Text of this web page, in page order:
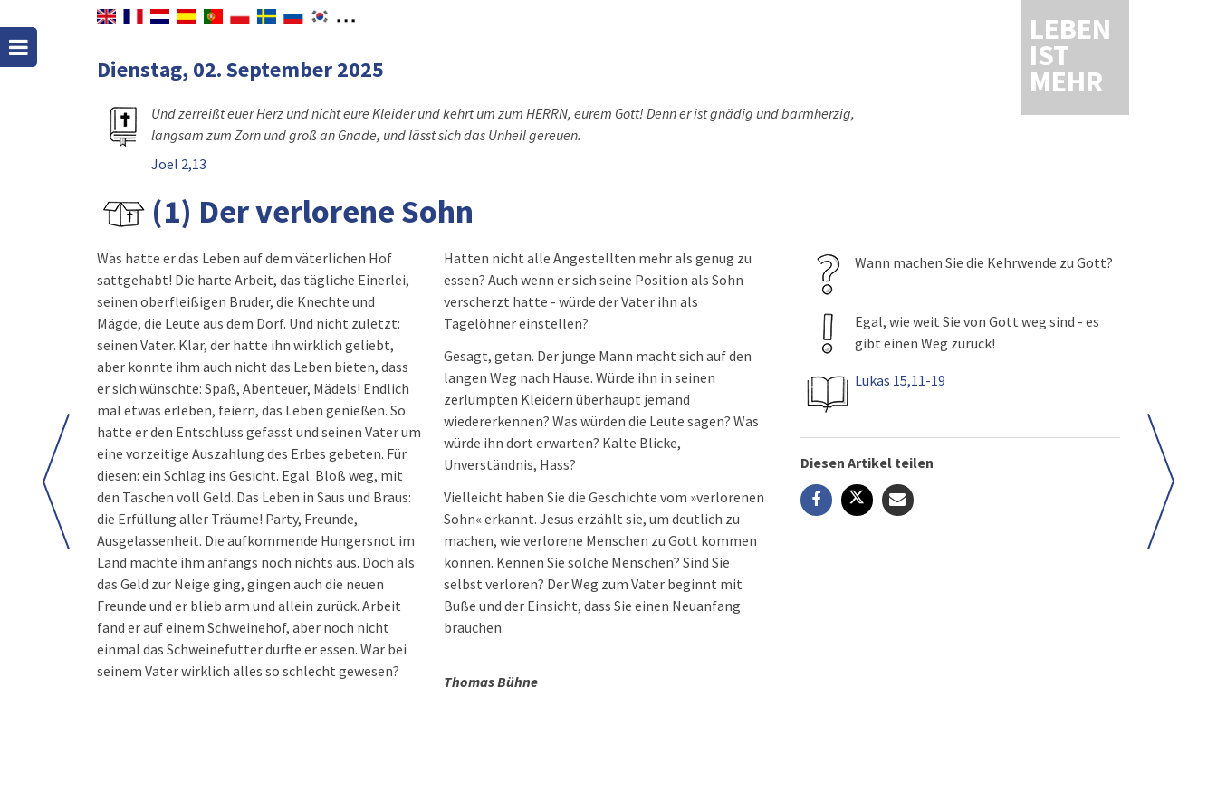
LEBEN
IST
MEHR
Dienstag, 02. September 2025
Und zerreißt euer Herz und nicht eure Kleider und kehrt um zum HERRN, eurem Gott! Denn er ist gnädig und barmherzig,
langsam zum Zorn und groß an Gnade, und lässt sich das Unheil gereuen.
Joel 2,13
(1) Der verlorene Sohn
Was hatte er das Leben auf dem väterlichen Hof
sattgehabt! Die harte Arbeit, das tägliche Einerlei,
seinen oberfleißigen Bruder, die Knechte und
Mägde, die Leute aus dem Dorf. Und nicht zuletzt:
seinen Vater. Klar, der hatte ihn wirklich geliebt,
aber konnte ihm auch nicht das Leben bieten, dass
er sich wünschte: Spaß, Abenteuer, Mädels! Endlich
mal etwas erleben, feiern, das Leben genießen. So
hatte er den Entschluss gefasst und seinen Vater um
eine vorzeitige Auszahlung des Erbes gebeten. Für
diesen: ein Schlag ins Gesicht. Egal. Bloß weg, mit
den Taschen voll Geld. Das Leben in Saus und Braus:
die Erfüllung aller Träume! Party, Freunde,
Ausgelassenheit. Die aufkommende Hungersnot im
Land machte ihm anfangs noch nichts aus. Doch als
das Geld zur Neige ging, gingen auch die neuen
Freunde und er blieb arm und allein zurück. Arbeit
fand er auf einem Schweinehof, aber noch nicht
einmal das Schweinefutter durfte er essen. War bei
seinem Vater wirklich alles so schlecht gewesen?
Hatten nicht alle Angestellten mehr als genug zu
essen? Auch wenn er sich seine Position als Sohn
verscherzt hatte - würde der Vater ihn als
Tagelöhner einstellen?
Gesagt, getan. Der junge Mann macht sich auf den
langen Weg nach Hause. Würde ihn in seinen
zerlumpten Kleidern überhaupt jemand
wiedererkennen? Was würden die Leute sagen? Was
würde ihn dort erwarten? Kalte Blicke,
Unverständnis, Hass?
Vielleicht haben Sie die Geschichte vom »verlorenen
Sohn« erkannt. Jesus erzählt sie, um deutlich zu
machen, wie verlorene Menschen zu Gott kommen
können. Kennen Sie solche Menschen? Sind Sie
selbst verloren? Der Weg zum Vater beginnt mit
Buße und der Einsicht, dass Sie einen Neuanfang
brauchen.
Thomas Bühne
Wann machen Sie die Kehrwende zu Gott?
Egal, wie weit Sie von Gott weg sind - es
gibt einen Weg zurück!
Lukas 15,11-19
Diesen Artikel teilen